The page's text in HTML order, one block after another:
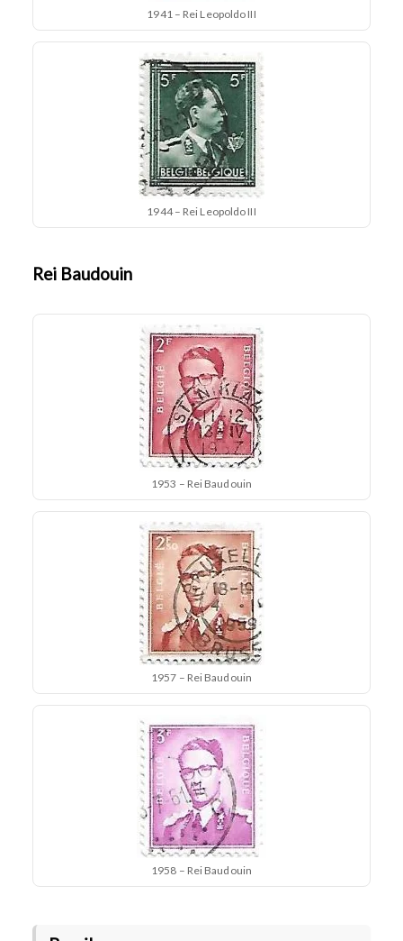
1941 – Rei Leopoldo III
1944 – Rei Leopoldo III
Rei Baudouin
1953 – Rei Baudouin
1957 – Rei Baudouin
1958 – Rei Baudouin